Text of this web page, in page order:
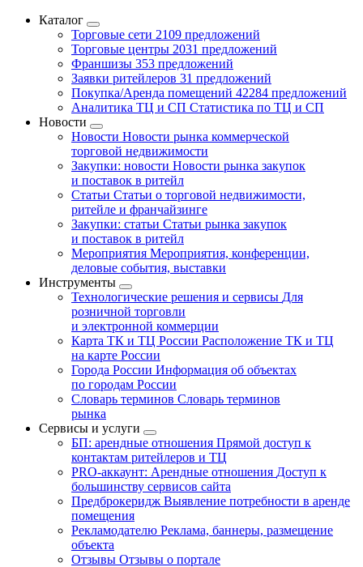
Каталог
Торговые сети 2109 предложений
Торговые центры 2031 предложений
Франшизы 353 предложений
Заявки ритейлеров 31 предложений
Покупка/Аренда помещений 42284 предложений
Аналитика ТЦ и СП Статистика по ТЦ и СП
Новости
Новости Новости рынка коммерческой
торговой недвижимости
Закупки: новости Новости рынка закупок
и поставок в ритейл
Статьи Статьи о торговой недвижимости,
ритейле и франчайзинге
Закупки: статьи Статьи рынка закупок
и поставок в ритейл
Мероприятия Мероприятия, конференции,
деловые события, выставки
Инструменты
Технологические решения и сервисы Для
розничной торговли
и электронной коммерции
Карта ТК и ТЦ России Расположение ТК и ТЦ
на карте России
Города России Информация об объектах
по городам России
Словарь терминов Словарь терминов
рынка
Сервисы и услуги
БП: арендные отношения Прямой доступ к
контактам ритейлеров и ТЦ
PRO-аккаунт: Арендные отношения Доступ к
большинству сервисов сайта
Предброкеридж Выявление потребности в аренде
помещения
Рекламодателю Реклама, баннеры, размещение
объекта
Отзывы Отзывы о портале